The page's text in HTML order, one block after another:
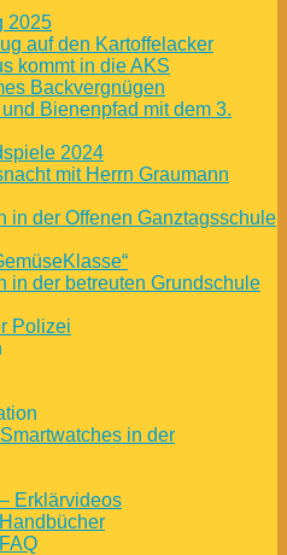
2025
auf den Kartoffelacker
kommt in die AKS
Backvergnügen
Bienenpfad mit dem 3.
2024
mit Herrn Graumann
in der Offenen Ganztagsschule
in der betreuten Grundschule
Polizei
in der
Erklärvideos